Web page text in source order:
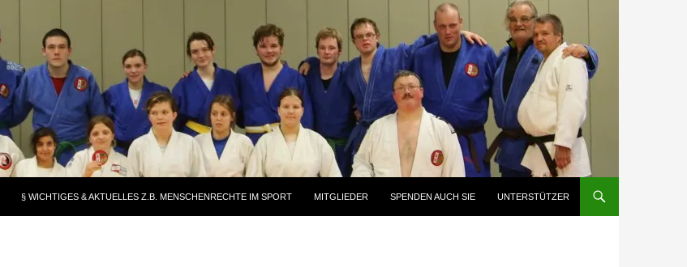
§ WICHTIGES & AKTUELLES Z.B. MENSCHENRECHTE IM SPORT MITGLIEDER SPENDEN AUCH SIE UNTERSTÜTZER